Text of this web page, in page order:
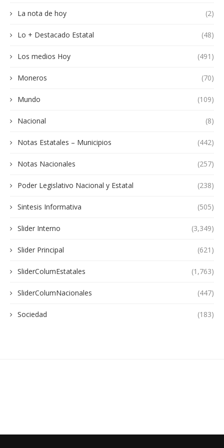
La nota de hoy (2)
Lo + Destacado Estatal (48)
Los medios Hoy (491)
Moneros (70)
Mundo (109)
Nacional (8)
Notas Estatales – Municipios (442)
Notas Nacionales (257)
Poder Legislativo Nacional y Estatal (238)
Sintesis Informativa (505)
Slider Interno (3,349)
Slider Principal (621)
SliderColumEstatales (1,763)
SliderColumNacionales (447)
Sociedad (183)